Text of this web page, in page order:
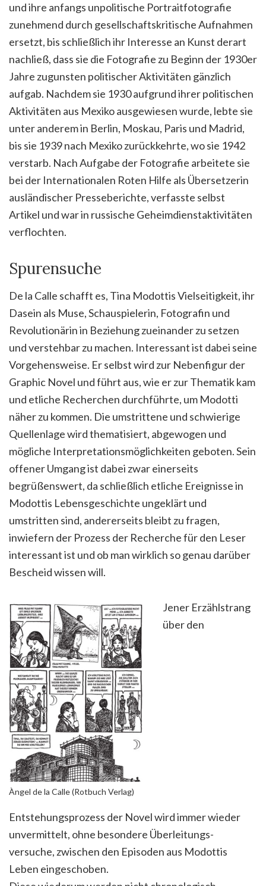
und ihre anfangs unpolitische Portraitfotografie
zunehmend durch gesellschaftskritische Aufnahmen
ersetzt, bis schließlich ihr Interesse an Kunst derart
nachließ, dass sie die Fotografie zu Beginn der 1930er
Jahre zugunsten politischer Aktivitäten gänzlich
aufgab. Nachdem sie 1930 aufgrund ihrer politischen
Aktivitäten aus Mexiko ausgewiesen wurde, lebte sie
unter anderem in Berlin, Moskau, Paris und Madrid,
bis sie 1939 nach Mexiko zurückkehrte, wo sie 1942
verstarb. Nach Aufgabe der Fotografie arbeitete sie
bei der Internationalen Roten Hilfe als Übersetzerin
ausländischer Presseberichte, verfasste selbst
Artikel und war in russische Geheimdienstaktivitäten
verflochten.
Spurensuche
De la Calle schafft es, Tina Modottis Vielseitigkeit, ihr
Dasein als Muse, Schauspielerin, Fotografin und
Revolutionärin in Beziehung zueinander zu setzen
und verstehbar zu machen. Interessant ist dabei seine
Vorgehensweise. Er selbst wird zur Nebenfigur der
Graphic Novel und führt aus, wie er zur Thematik kam
und etliche Recherchen durchführte, um Modotti
näher zu kommen. Die umstrittene und schwierige
Quellenlage wird thematisiert, abgewogen und
mögliche Interpretationsmöglichkeiten geboten. Sein
offener Umgang ist dabei zwar einerseits
begrüßenswert, da schließlich etliche Ereignisse in
Modottis Lebensgeschichte ungeklärt und
umstritten sind, andererseits bleibt zu fragen,
inwiefern der Prozess der Recherche für den Leser
interessant ist und ob man wirklich so genau darüber
Bescheid wissen will.
Àngel de la Calle (Rotbuch Verlag)
Jener Erzählstrang
über den
Entstehungsprozess der Novel wird immer wieder
unvermittelt, ohne besondere Überleitungs-
versuche, zwischen den Episoden aus Modottis
Leben eingeschoben.